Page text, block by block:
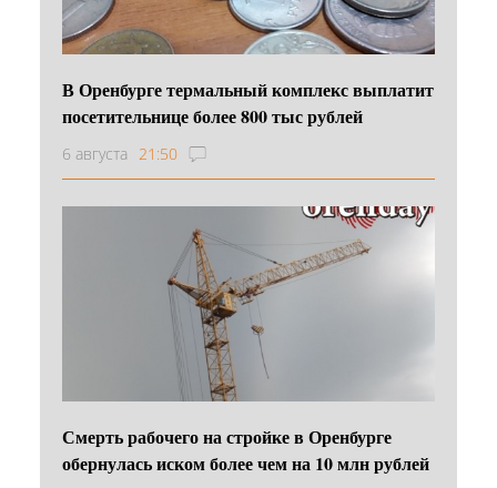
В Оренбурге термальный комплекс выплатит
посетительнице более 800 тыс рублей
6 августа 21:50
Смерть рабочего на стройке в Оренбурге
обернулась иском более чем на 10 млн рублей